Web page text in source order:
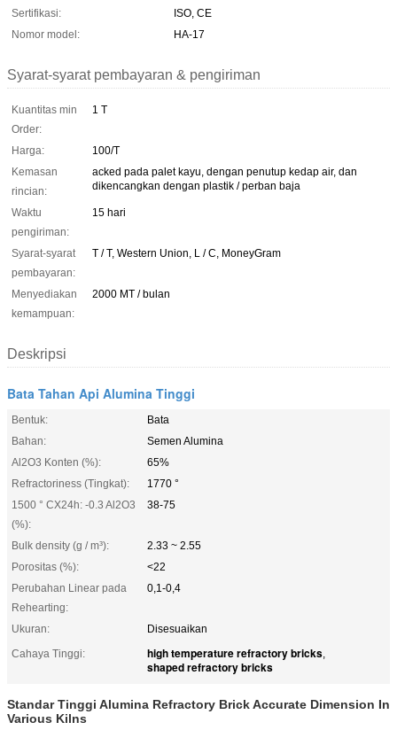
Sertifikasi:
ISO, CE
Nomor model:
HA-17
Syarat-syarat pembayaran & pengiriman
Kuantitas min
Order:
1 T
Harga:
100/T
Kemasan
rincian:
acked pada palet kayu, dengan penutup kedap air, dan
dikencangkan dengan plastik / perban baja
Waktu
pengiriman:
15 hari
Syarat-syarat
pembayaran:
T / T, Western Union, L / C, MoneyGram
Menyediakan
kemampuan:
2000 MT / bulan
Deskripsi
Bata Tahan Api Alumina Tinggi
Bentuk:
Bata
Bahan:
Semen Alumina
Al2O3 Konten (%):
65%
Refractoriness (Tingkat):
1770 °
1500 ° CX24h: -0.3 Al2O3
(%):
38-75
Bulk density (g / m³):
2.33 ~ 2.55
Porositas (%):
<22
Perubahan Linear pada
Rehearting:
0,1-0,4
Ukuran:
Disesuaikan
Cahaya Tinggi:
high temperature refractory bricks,
shaped refractory bricks
Standar Tinggi Alumina Refractory Brick Accurate Dimension In
Various Kilns